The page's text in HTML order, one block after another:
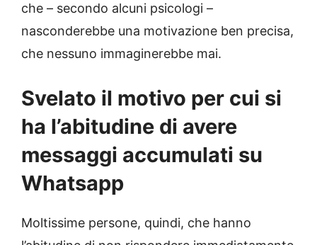
che – secondo alcuni psicologi –
nasconderebbe una motivazione ben precisa,
che nessuno immaginerebbe mai.
Svelato il motivo per cui si
ha l’abitudine di avere
messaggi accumulati su
Whatsapp
Moltissime persone, quindi, che hanno